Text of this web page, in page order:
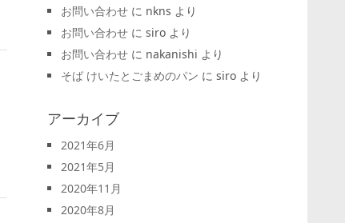
お問い合わせ に nkns より
お問い合わせ に siro より
お問い合わせ に nakanishi より
そば けいたとごまめのパン に siro より
アーカイブ
2021年6月
2021年5月
2020年11月
2020年8月